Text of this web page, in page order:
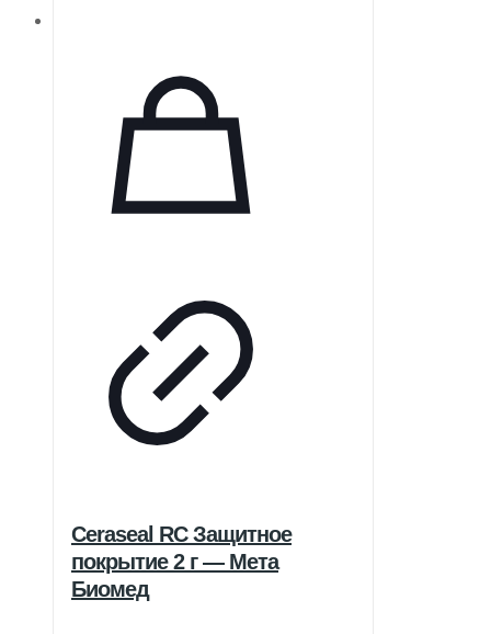
комнаты в другую, не прерывая
рабочий процесс. Подходит для
вертикальных и горизонтальных
прикусов, а также для всех
периапикальных рентгенограмм,
обеспечивая высокое качество
VATECH обеспечивают
стабильность работы.
Ceraseal RC Защитное
покрытие 2 г — Мета
Биомед